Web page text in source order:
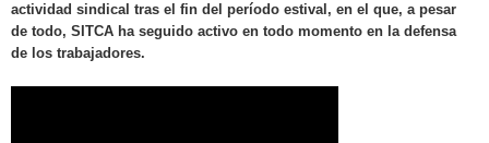
actividad sindical tras el fin del período estival, en el que, a pesar
de todo, SITCA ha seguido activo en todo momento en la defensa
de los trabajadores.